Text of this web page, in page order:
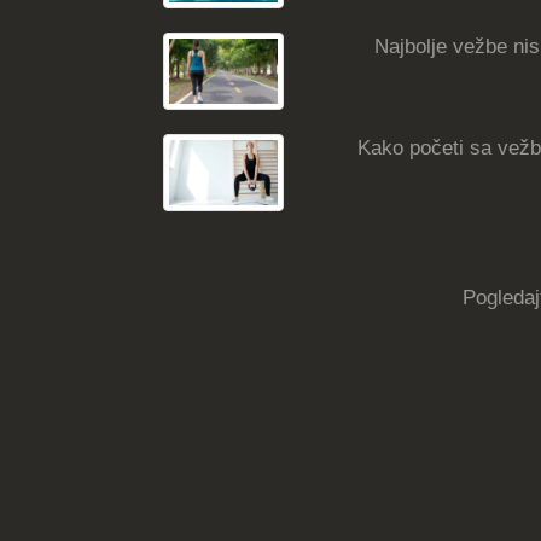
Najbolje vežbe
Kako početi sa